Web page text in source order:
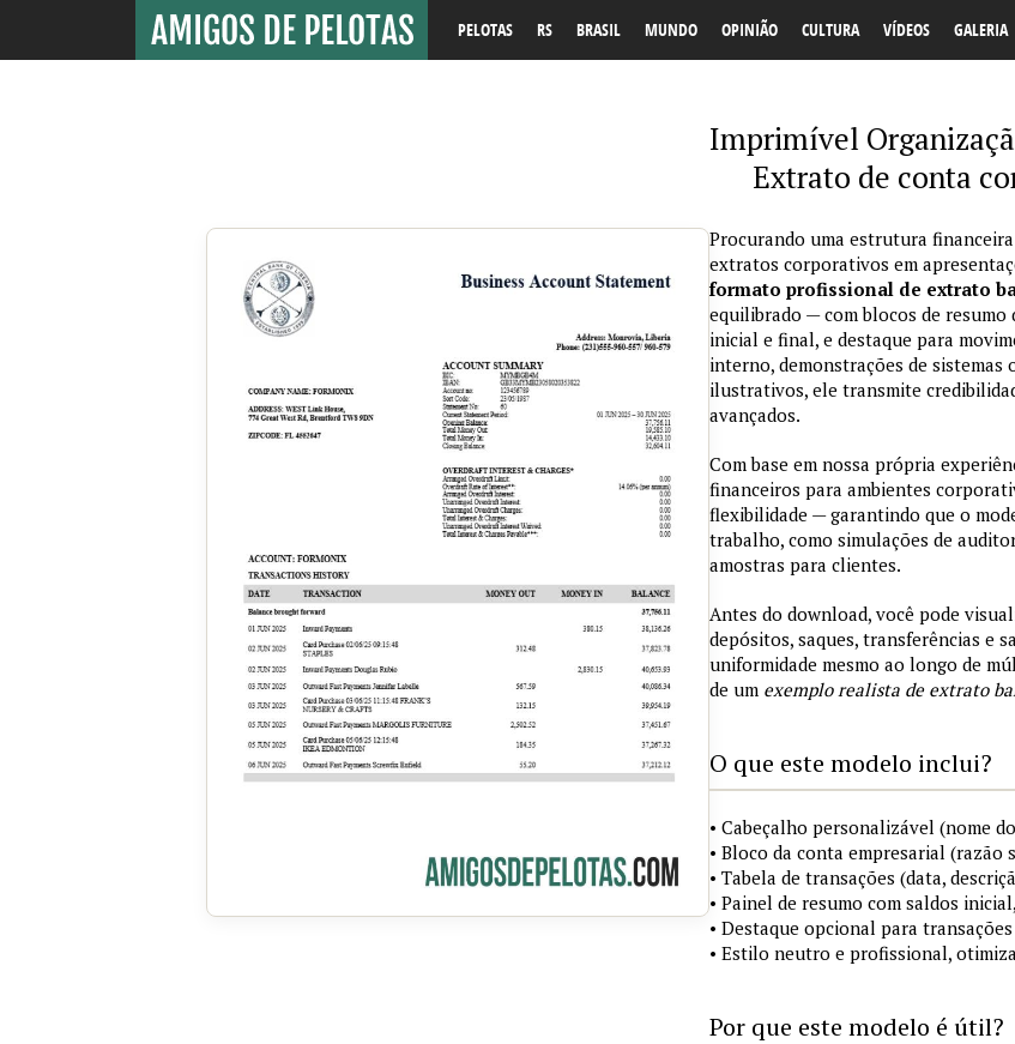
PELOTAS RS BRASIL MUNDO OPINIÃO CULTURA VÍDEOS GALERIA
Imprimível
Extrato de conta
Procurando uma estrutura
extratos corporativos em
formato profissional de extrato
equilibrado — com blocos de resumo
inicial e final, e destaque para
interno, demonstrações de
ilustrativos, ele transmite
avançados.
Com base em nossa própria
financeiros para ambientes
flexibilidade — garantindo que o
trabalho, como simulações de
amostras para clientes.
Antes do download, você pode
depósitos, saques, transferências e
uniformidade mesmo ao longo de
de um exemplo realista de extrato
O que este modelo inclui?
• Cabeçalho personalizável (nome
• Bloco da conta empresarial (razão
• Tabela de transações (data,
• Painel de resumo com saldos
• Destaque opcional para
• Estilo neutro e profissional,
Por que este modelo é útil?